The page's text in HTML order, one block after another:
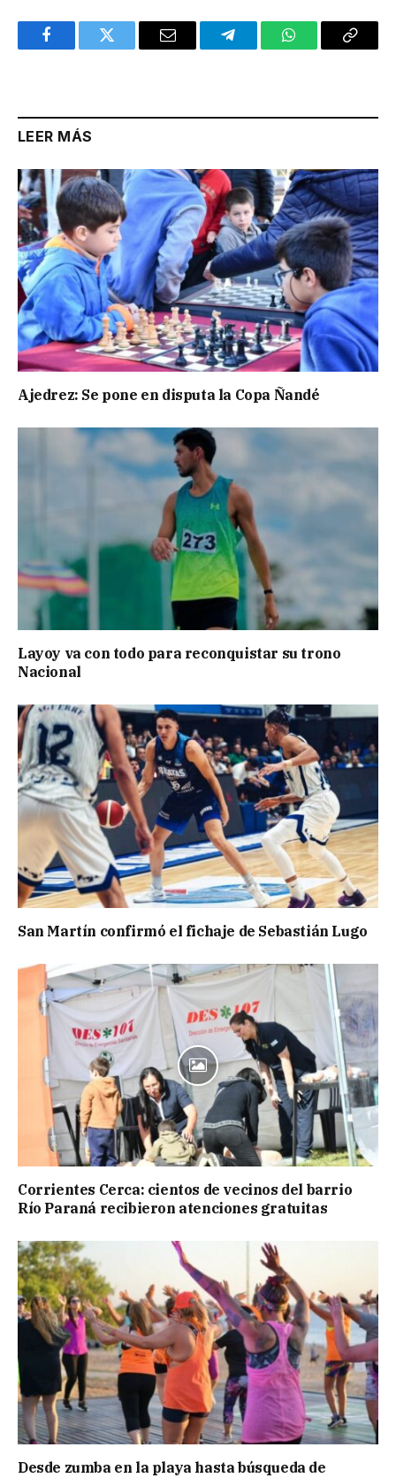
FacebookTwitter Email TelegramWhatsAppCopy
LEER MÁS
Ajedrez: Se pone en disputa la Copa Ñandé
Layoy va con todo para reconquistar su trono
Nacional
San Martín confirmó el fichaje de Sebastián Lugo
Corrientes Cerca: cientos de vecinos del barrio
Río Paraná recibieron atenciones gratuitas
Desde zumba en la playa hasta búsqueda de